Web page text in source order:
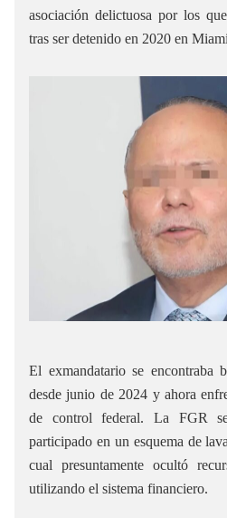
asociación delictuosa por los
tras ser detenido en 2020 en
El exmandatario se encontraba
desde junio de 2024 y ahora
de control federal. La FGR
participado en un esquema de
cual presuntamente ocultó
utilizando el sistema financiero.